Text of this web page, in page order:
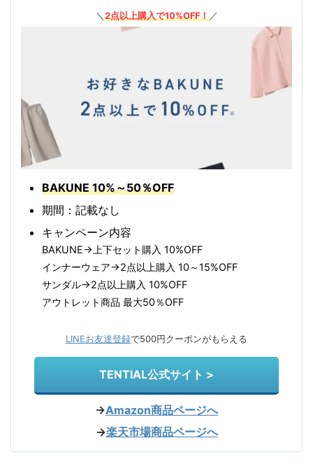
＼ 2点以上購入で10%OFF！／
BAKUNE 10%～50％OFF
期間：記載なし
キャンペーン内容
BAKUNE→上下セット購入 10%OFF
インナーウェア→2点以上購入 10～15%OFF
サンダル→2点以上購入 10%OFF
アウトレット商品 最大50％OFF
LINEお友達登録で500円クーポンがもらえる
TENTIAL公式サイト >
→Amazon商品ページへ
→楽天市場商品ページへ